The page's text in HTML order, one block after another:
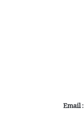
Email :